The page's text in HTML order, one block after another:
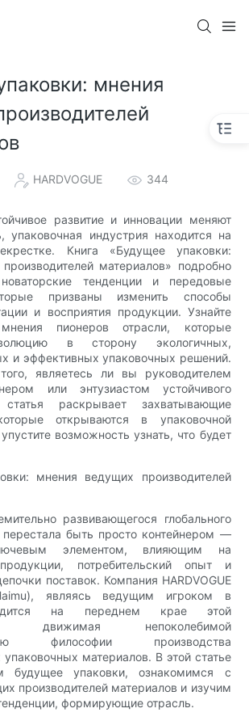
мнения
HARDVOGUE 344
развитие и инновации меняют
упаковочная индустрия находится на
Книга «Будущее упаковки:
материалов» подробно
тенденции и передовые
призваны изменить способы
и восприятия продукции. Узнайте
пионеров отрасли, которые
в сторону экологичных,
и эффективных упаковочных решений.
являетесь ли вы руководителем
или энтузиастом устойчивого
раскрывает захватывающие
открываются в упаковочной
возможность узнать, что будет
мнения ведущих производителей
развивающегося глобального
быть просто контейнером —
элементом, влияющим на
продукции, потребительский опыт и
поставок. Компания HARDVOGUE
являясь ведущим игроком в
на переднем крае этой
движимая непоколебимой
философии производства
материалов. В этой статье
будущее упаковки, ознакомимся с
производителей материалов и изучим
формирующие отрасль.